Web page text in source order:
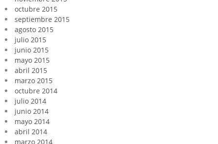
octubre 2015
septiembre 2015
agosto 2015
julio 2015
junio 2015
mayo 2015
abril 2015
marzo 2015
octubre 2014
julio 2014
junio 2014
mayo 2014
abril 2014
marzo 2014